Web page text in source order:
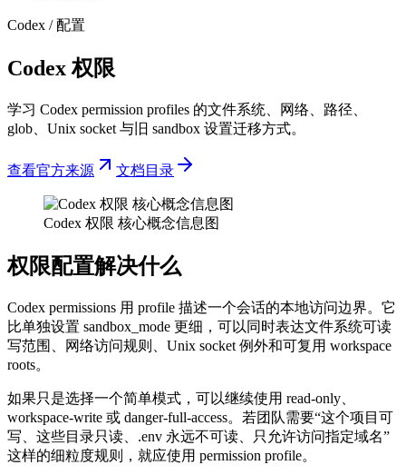
Codex /配置
Codex 权限
学习 Codex permission profiles 的文件系统、网络、路径、
glob、Unix socket 与旧 sandbox 设置迁移方式。
查看官方来源 文档目录
Codex 权限 核心概念信息图
权限配置解决什么
Codex permissions 用 profile 描述一个会话的本地访问边界。它
比单独设置 sandbox_mode 更细，可以同时表达文件系统可读
写范围、网络访问规则、Unix socket 例外和可复用 workspace
roots。
如果只是选择一个简单模式，可以继续使用 read-only、
workspace-write 或 danger-full-access。若团队需要“这个项目可
写、这些目录只读、.env 永远不可读、只允许访问指定域名”
这样的细粒度规则，就应使用 permission profile。